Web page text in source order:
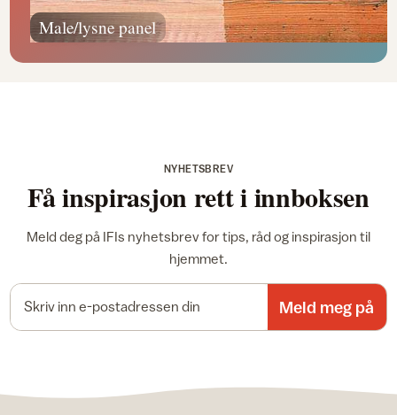
Male/lysne panel
NYHETSBREV
Få inspirasjon rett i innboksen
Meld deg på IFIs nyhetsbrev for tips, råd og inspirasjon til
hjemmet.
Meld meg på